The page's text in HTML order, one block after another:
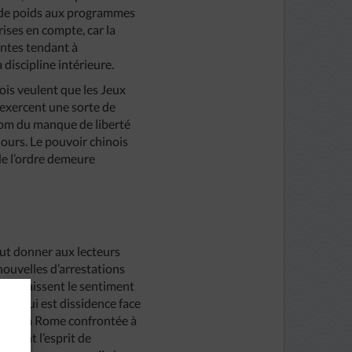
poids aux programmes
en compte, car la
tendant à
discipline intérieure.
veulent que les Jeux
une sorte de
du manque de liberté
Le pouvoir chinois
l’ordre demeure
donner aux lecteurs
d’arrestations
et laissent le sentiment
qui est dissidence face
à Rome confrontée à
l’esprit de